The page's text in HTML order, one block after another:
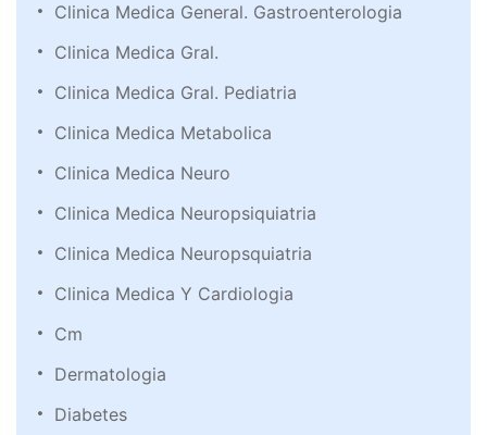
Clinica Medica General. Gastroenterologia
Clinica Medica Gral.
Clinica Medica Gral. Pediatria
Clinica Medica Metabolica
Clinica Medica Neuro
Clinica Medica Neuropsiquiatria
Clinica Medica Neuropsquiatria
Clinica Medica Y Cardiologia
Cm
Dermatologia
Diabetes